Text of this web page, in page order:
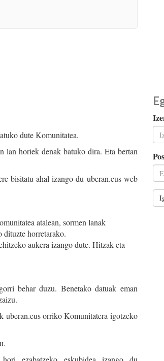
dute Komunitatea.
lan horiek denak batuko dira. Eta bertan
bisitatu ahal izango du uberan.eus web
atalean, sormen lanak
dituzte horretarako.
aukera izango dute. Hitzak eta
behar duzu. Benetako datuak eman
uberan.eus orriko Komunitatera igotzeko